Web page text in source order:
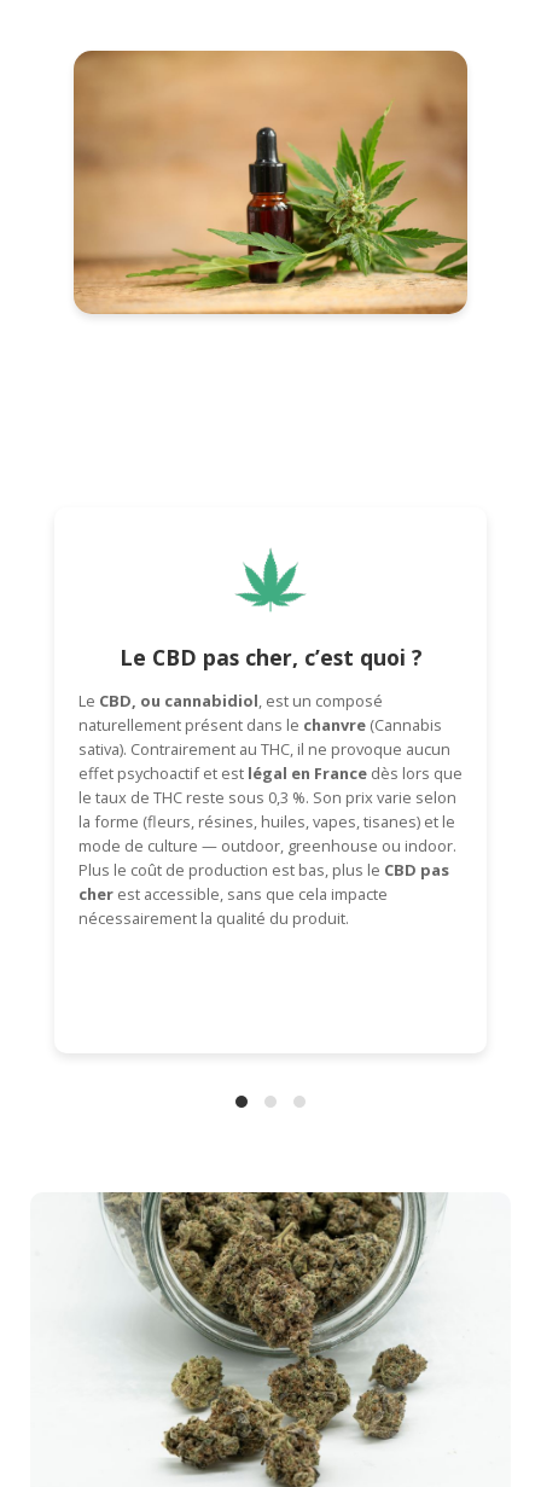
Le CBD pas cher, c’est quoi ?
Le CBD, ou cannabidiol, est un composé
naturellement présent dans le chanvre (Cannabis
sativa). Contrairement au THC, il ne provoque aucun
effet psychoactif et est légal en France dès lors que
le taux de THC reste sous 0,3 %. Son prix varie selon
la forme (fleurs, résines, huiles, vapes, tisanes) et le
mode de culture — outdoor, greenhouse ou indoor.
Plus le coût de production est bas, plus le CBD pas
cher est accessible, sans que cela impacte
nécessairement la qualité du produit.